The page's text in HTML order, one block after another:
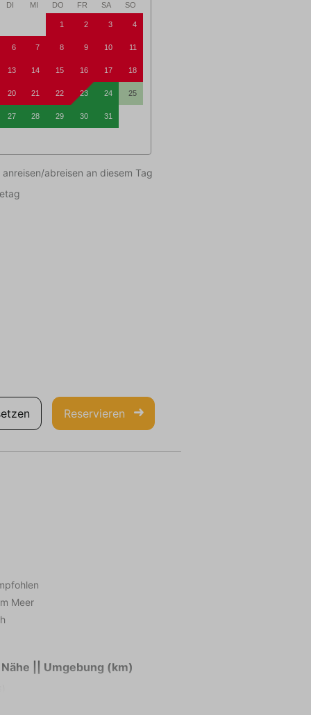
DI MI DO FR SA SO
1 2 3 4
6 7 8 9 10 11
13 14 15 16 17 18
20 21 22 23 24 25
27 28 29 30 31
abreisen an diesem Tag
Reservieren
Meer
|| Umgebung (km)